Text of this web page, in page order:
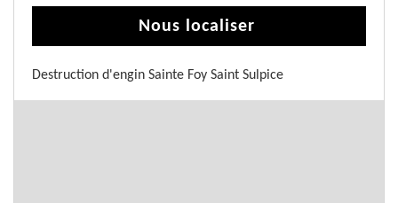
Nous localiser
Destruction d'engin Sainte Foy Saint Sulpice